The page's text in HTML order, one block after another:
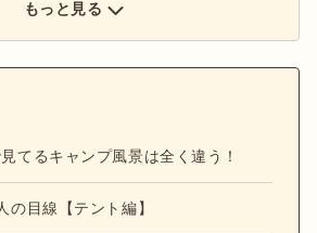
もっと見る
てるキャンプ風景は全く違う！
の目線【テント編】